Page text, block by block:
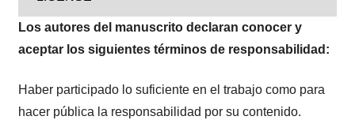
Los autores del manuscrito declaran conocer y
aceptar los siguientes términos de responsabilidad:
Haber participado lo suficiente en el trabajo como para
hacer pública la responsabilidad por su contenido.